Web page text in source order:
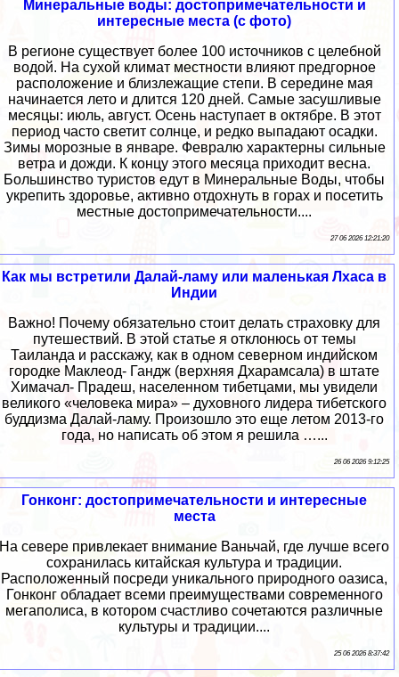
Минеральные воды: достопримечательности и
интересные места (с фото)
В регионе существует более 100 источников с целебной
водой. На сухой климат местности влияют предгорное
расположение и близлежащие степи. В середине мая
начинается лето и длится 120 дней. Самые засушливые
месяцы: июль, август. Осень наступает в октябре. В этот
период часто светит солнце, и редко выпадают осадки.
Зимы морозные в январе. Февралю характерны сильные
ветра и дожди. К концу этого месяца приходит весна.
Большинство туристов едут в Минеральные Воды, чтобы
укрепить здоровье, активно отдохнуть в горах и посетить
местные достопримечательности....
27 06 2026 12:21:20
Как мы встретили Далай-ламу или маленькая Лхаса в
Индии
Важно! Почему обязательно стоит делать страховку для
путешествий. В этой статье я отклонюсь от темы
Таиланда и расскажу, как в одном северном индийском
городке Маклеод- Гандж (верхняя Дхарамсала) в штате
Химачал- Прадеш, населенном тибетцами, мы увидели
великого «человека мира» – духовного лидера тибетского
буддизма Далай-ламу. Произошло это еще летом 2013-го
года, но написать об этом я решила …...
26 06 2026 9:12:25
Гонконг: достопримечательности и интересные
места
На севере привлекает внимание Ваньчай, где лучше всего
сохранилась китайская культура и традиции.
Расположенный посреди уникального природного оазиса,
Гонконг обладает всеми преимуществами современного
мегаполиса, в котором счастливо сочетаются различные
культуры и традиции....
25 06 2026 8:37:42